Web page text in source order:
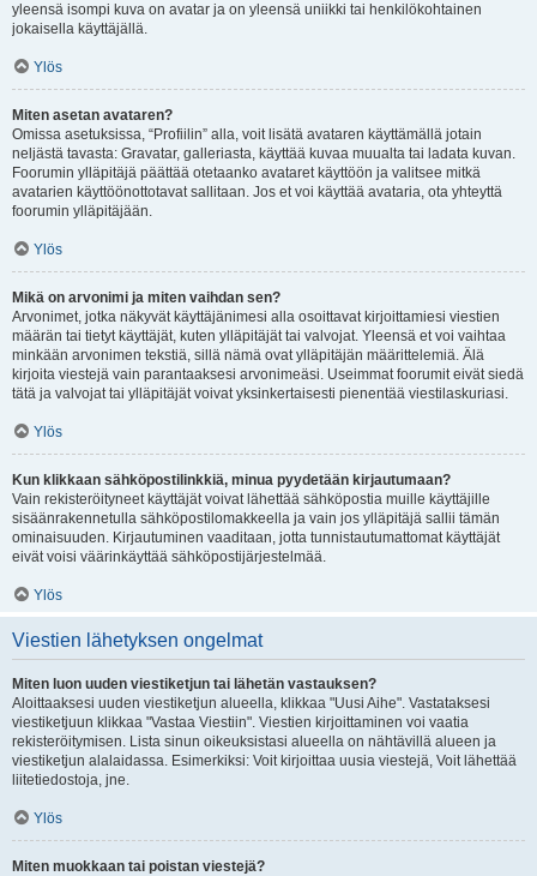
yleensä isompi kuva on avatar ja on yleensä uniikki tai henkilökohtainen
jokaisella käyttäjällä.
Ylös
Miten asetan avataren?
Omissa asetuksissa, “Profiilin” alla, voit lisätä avataren käyttämällä jotain
neljästä tavasta: Gravatar, galleriasta, käyttää kuvaa muualta tai ladata kuvan.
Foorumin ylläpitäjä päättää otetaanko avataret käyttöön ja valitsee mitkä
avatarien käyttöönottotavat sallitaan. Jos et voi käyttää avataria, ota yhteyttä
foorumin ylläpitäjään.
Ylös
Mikä on arvonimi ja miten vaihdan sen?
Arvonimet, jotka näkyvät käyttäjänimesi alla osoittavat kirjoittamiesi viestien
määrän tai tietyt käyttäjät, kuten ylläpitäjät tai valvojat. Yleensä et voi vaihtaa
minkään arvonimen tekstiä, sillä nämä ovat ylläpitäjän määrittelemiä. Älä
kirjoita viestejä vain parantaaksesi arvonimeäsi. Useimmat foorumit eivät siedä
tätä ja valvojat tai ylläpitäjät voivat yksinkertaisesti pienentää viestilaskuriasi.
Ylös
Kun klikkaan sähköpostilinkkiä, minua pyydetään kirjautumaan?
Vain rekisteröityneet käyttäjät voivat lähettää sähköpostia muille käyttäjille
sisäänrakennetulla sähköpostilomakkeella ja vain jos ylläpitäjä sallii tämän
ominaisuuden. Kirjautuminen vaaditaan, jotta tunnistautumattomat käyttäjät
eivät voisi väärinkäyttää sähköpostijärjestelmää.
Ylös
Viestien lähetyksen ongelmat
Miten luon uuden viestiketjun tai lähetän vastauksen?
Aloittaaksesi uuden viestiketjun alueella, klikkaa "Uusi Aihe". Vastataksesi
viestiketjuun klikkaa "Vastaa Viestiin". Viestien kirjoittaminen voi vaatia
rekisteröitymisen. Lista sinun oikeuksistasi alueella on nähtävillä alueen ja
viestiketjun alalaidassa. Esimerkiksi: Voit kirjoittaa uusia viestejä, Voit lähettää
liitetiedostoja, jne.
Ylös
Miten muokkaan tai poistan viestejä?